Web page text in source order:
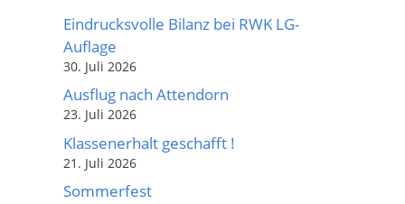
Eindrucksvolle Bilanz bei RWK LG-
Auflage
30. Juli 2026
Ausflug nach Attendorn
23. Juli 2026
Klassenerhalt geschafft !
21. Juli 2026
Sommerfest